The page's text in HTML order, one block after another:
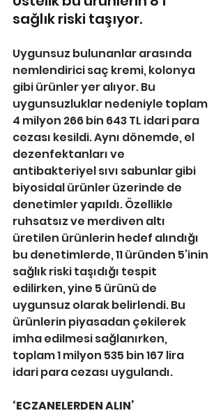
sağlık riski taşıyor.
Uygunsuz bulunanlar arasında
nemlendirici saç kremi, kolonya
gibi ürünler yer alıyor. Bu
uygunsuzluklar nedeniyle toplam
4 milyon 266 bin 643 TL idari para
cezası kesildi. Aynı dönemde, el
dezenfektanları ve
antibakteriyel sıvı sabunlar gibi
biyosidal ürünler üzerinde de
denetimler yapıldı. Özellikle
ruhsatsız ve merdiven altı
üretilen ürünlerin hedef alındığı
bu denetimlerde, 11 üründen 5’inin
sağlık riski taşıdığı tespit
edilirken, yine 5 ürünü de
uygunsuz olarak belirlendi. Bu
ürünlerin piyasadan çekilerek
imha edilmesi sağlanırken,
toplam 1 milyon 535 bin 167 lira
idari para cezası uygulandı.
‘ECZANELERDEN ALIN’